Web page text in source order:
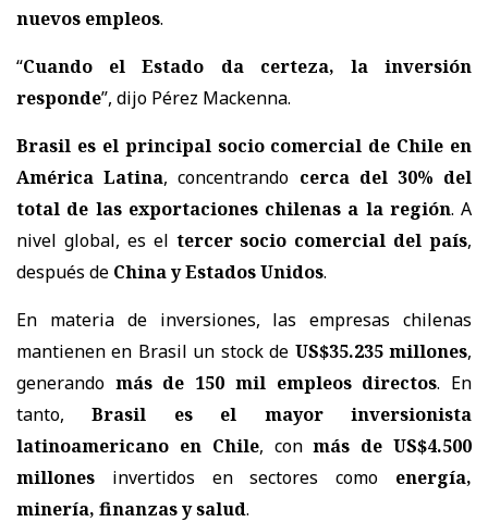
nuevos empleos.
“Cuando el Estado da certeza, la inversión
responde”, dijo Pérez Mackenna.
Brasil es el principal socio comercial de Chile en
América Latina, concentrando cerca del 30% del
total de las exportaciones chilenas a la región. A
nivel global, es el tercer socio comercial del país,
después de China y Estados Unidos.
En materia de inversiones, las empresas chilenas
mantienen en Brasil un stock de US$35.235 millones,
generando más de 150 mil empleos directos. En
tanto,Brasil es el mayor inversionista
latinoamericano en Chile, conmás de US$4.500
millones invertidos en sectores como energía,
minería, finanzas y salud.